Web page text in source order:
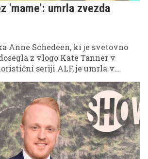
'mame': umrla zvezda
Anne Schedeen, ki je svetovno
z vlogo Kate Tanner v
seriji ALF, je umrla v